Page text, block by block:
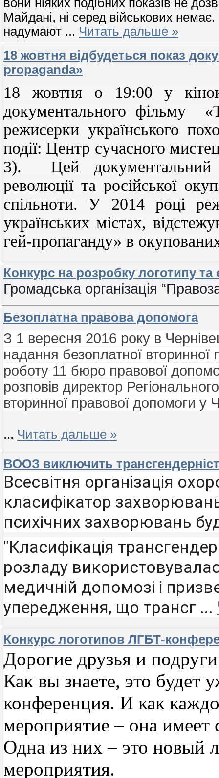
Майдані, ні серед військових
надумают ... Читать дальше »
18 жовтня відбудеться показ
propaganda»
18 жовтня о 19:00 у
документального фільму
режисерки українського
події: Центр сучасного
3). Цей документальний
революції та російської
спільноти. У 2014 році
українських містах,
гей-пропаганду» в
Конкурс на розробку логотипу та
Громадська організація
Безоплатна правова допомога
З 1 вересня 2016 року в
надання безоплатної
роботу 11 бюро правової
розповів директор
вторинної правової допомоги у
... Читать дальше »
ВООЗ виключить
Всесвітня організація
класифікатор
психічних захворювань
"Класифікація
розладу
медичній допомозі і
упередження, що трансг ...
Конкурс логотипов ЛГБТ-
Дорогие друзья и
Как вы знаете, это
конференция. И как
мероприятие – она имеет
Одна из них – это новый
мероприятия.